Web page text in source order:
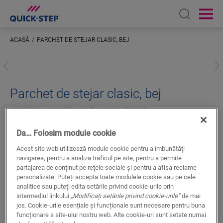
Open
ACASĂ PARCHET DE STEJAR CLASIC, BEJ
Parchet de stejar clasic, bej
ACCESORII LAMINATE SCOTIA QSSCOT01847
Finisaj superb
Pentru parchet laminat
La culoare cu podeaua dvs.
Strat superior rezistent la zgâriere
Da… Folosim module cookie
Acest site web utilizează module cookie pentru a îmbunătăți
navigarea, pentru a analiza traficul pe site, pentru a permite
partajarea de conținut pe rețele sociale și pentru a afișa reclame
personalizate. Puteți accepta toate modulele cookie sau pe cele
analitice sau puteți edita setările privind cookie-urile prin
intermediul linkului „Modificați setările privind cookie-urile”de mai
jos. Cookie-urile esențiale și funcționale sunt necesare pentru buna
funcționare a site-ului nostru web. Alte cookie-uri sunt setate numai